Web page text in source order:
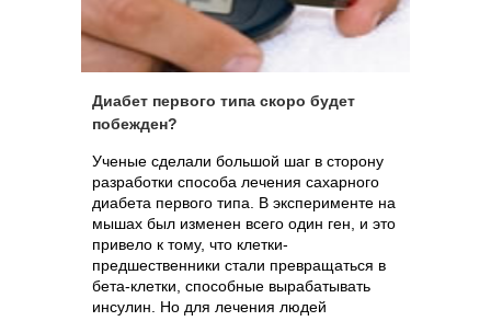
Диабет первого типа скоро будет
побежден?
Ученые сделали большой шаг в сторону
разработки способа лечения сахарного
диабета первого типа. В эксперименте на
мышах был изменен всего один ген, и это
привело к тому, что клетки-
предшественники стали превращаться в
бета-клетки, способные вырабатывать
инсулин. Но для лечения людей